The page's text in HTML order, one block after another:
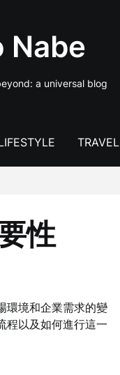
Nabe
a universal blog
TRAVEL
性
環境和企業需求的變
程以及如何進行這一